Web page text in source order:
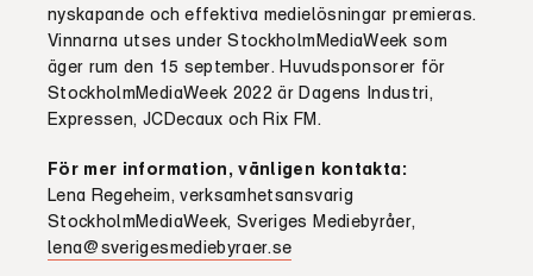
nyskapande och effektiva medielösningar premieras.
Vinnarna utses under StockholmMediaWeek som
äger rum den 15 september. Huvudsponsorer för
StockholmMediaWeek 2022 är Dagens Industri,
Expressen, JCDecaux och Rix FM.
För mer information, vänligen kontakta:
Lena Regeheim, verksamhetsansvarig
StockholmMediaWeek, Sveriges Mediebyråer,
lena@sverigesmediebyraer.se